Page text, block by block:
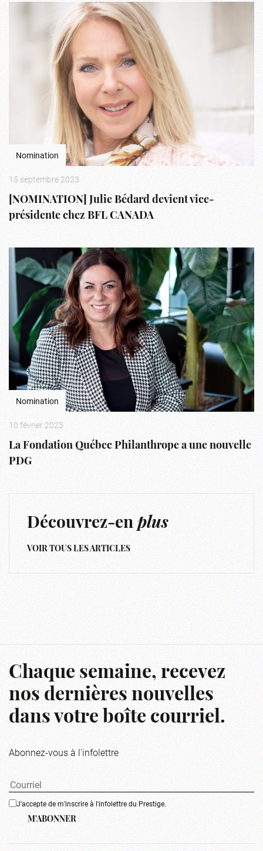
Nomination
15 septembre 2023
[NOMINATION] Julie Bédard devient vice-
présidente chez BFL CANADA
Nomination
10 février 2023
La Fondation Québec Philanthrope a une nouvelle
PDG
Découvrez-enplus
VOIR TOUS LES ARTICLES
Chaque semaine, recevez
nos dernières nouvelles
dans votre boîte courriel.
Abonnez-vous à l'infolettre
J'accepte de m'inscrire à l'infolettre du Prestige.
M'ABONNER